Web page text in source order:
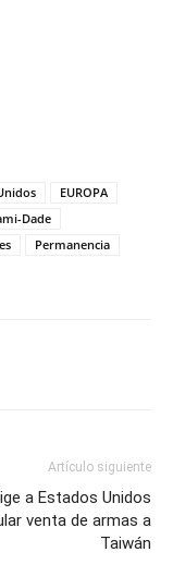
EUROPA
Dade
Permanencia
Artículo siguiente
a Estados Unidos
venta de armas a
Taiwán